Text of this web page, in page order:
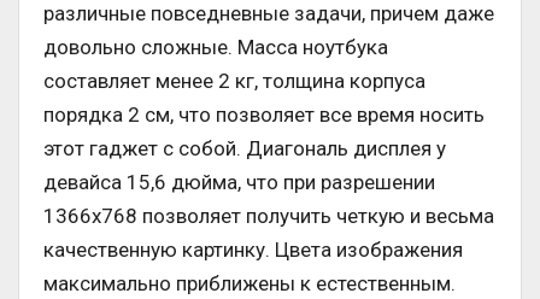
различные повседневные задачи, причем даже
довольно сложные. Масса ноутбука
составляет менее 2 кг, толщина корпуса
порядка 2 см, что позволяет все время носить
этот гаджет с собой. Диагональ дисплея у
девайса 15,6 дюйма, что при разрешении
1366х768 позволяет получить четкую и весьма
качественную картинку. Цвета изображения
максимально приближены к естественным.